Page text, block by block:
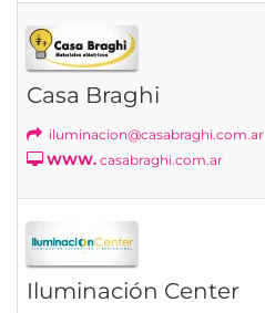
Casa Braghi
iluminacion@casabraghi.com.ar
WWW. casabraghi.com.ar
Iluminación Center